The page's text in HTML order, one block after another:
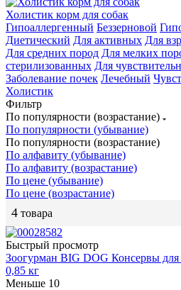
Холистик корм для собак
Гипоаллергенный Беззерновой
Диетический Для активных Для
Для средних пород Для мелких
стерилизованных Для
Заболевание почек Лечебный
Холистик
Фильтр
По популярности (возрастание)
По популярности (убывание)
По популярности (возрастание)
По алфавиту (убывание)
По алфавиту (возрастание)
По цене (убывание)
По цене (возрастание)
4 товара
Быстрый просмотр
Зоогурман BIG DOG Консервы для
0,85 кг
Меньше 10